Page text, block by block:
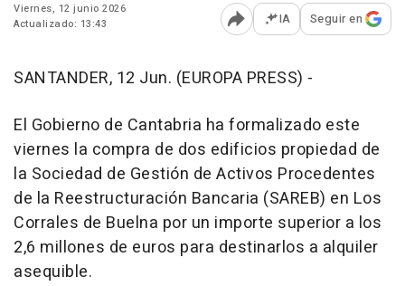
Viernes, 12 junio 2026
Actualizado: 13:43
Abrir opciones para
IA Seguir en
SANTANDER, 12 Jun. (EUROPA PRESS) -
El Gobierno de Cantabria ha formalizado este
viernes la compra de dos edificios propiedad de
la Sociedad de Gestión de Activos Procedentes
de la Reestructuración Bancaria (SAREB) en Los
Corrales de Buelna por un importe superior a los
2,6 millones de euros para destinarlos a alquiler
asequible.